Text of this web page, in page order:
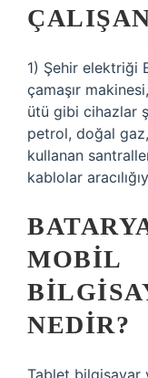
1) Şehir elektriği
çamaşır
ütü gibi cihazlar
petrol, doğal
kullanan
kablolar
MOBIL
NEDIR?
Tablet bilgisayar